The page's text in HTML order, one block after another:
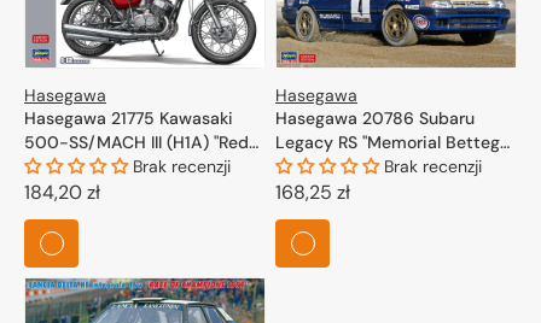
Hasegawa
Hasegawa 21775 Kawasaki
500-SS/MACH III (H1A) "Red
Color" (1971) 1/12Brak recenzji
Cena
regularna
184,20 zł
Hasegawa
Hasegawa 20786 Subaru
Legacy RS "Memorial Bettega
1991" 1/24
Brak recenzji
Cena
regularna
168,25 zł